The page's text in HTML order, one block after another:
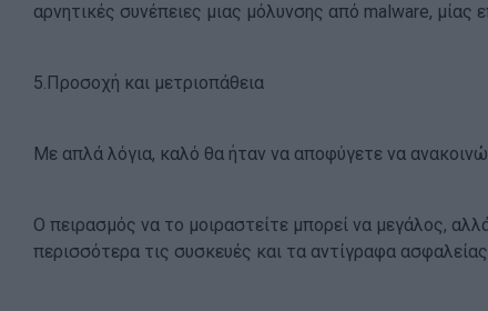
αρνητικές συνέπειες μιας μόλυνσης από malware, μίας
5.Προσοχή και μετριοπάθεια
Με απλά λόγια, καλό θα ήταν να αποφύγετε να
Ο πειρασμός να το μοιραστείτε μπορεί να μεγάλος,
περισσότερα τις συσκευές και τα αντίγραφα